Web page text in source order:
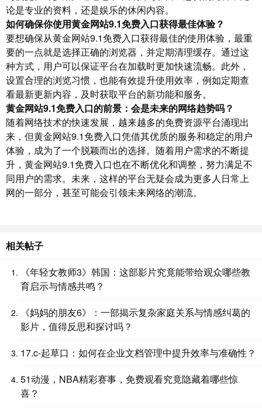
论是专业的资料，还是娱乐的休闲内容。
如何确保你使用黄金网站9.1免费入口获得最佳体验？
要想确保从黄金网站9.1免费入口获得最佳的使用体验，最重
要的一点就是选择正确的浏览器，并定期清理缓存。通过这
种方式，用户可以保证平台在加载时更加快速流畅。此外，
设置合理的浏览习惯，也能有效提升使用效率，例如定期查
看最新更新内容，及时获取平台的新功能和服务。
黄金网站9.1免费入口的前景：会是未来的网络趋势吗？
随着网络技术的快速发展，越来越多的免费资源平台涌现出
来，但黄金网站9.1免费入口凭借其优质的服务和稳定的用户
体验，成为了一个脱颖而出的选择。随着用户需求的不断提
升，黄金网站9.1免费入口也在不断优化和调整，努力满足不
同用户的需求。未来，这样的平台无疑会成为更多人日常上
网的一部分，甚至可能会引领未来网络的潮流。
相关帖子
《年轻女教师3》韩国：这部影片究竟能带给观众哪些教
育启示与情感共鸣？
《妈妈的朋友6》：一部揭示复杂家庭关系与情感纠葛的
影片，值得反思和探讨吗？
17.c-起草口：如何在企业文档管理中提升效率与准确性？
51动漫，NBA精彩赛事，免费观看究竟隐藏着哪些惊
喜？